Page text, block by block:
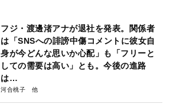
フジ・渡邊渚アナが退社を発表。関係者
は「SNSへの誹謗中傷コメントに彼女自
身が今どんな思いか心配」も「フリーと
しての需要は高い」とも。今後の進路
は…
河合桃子